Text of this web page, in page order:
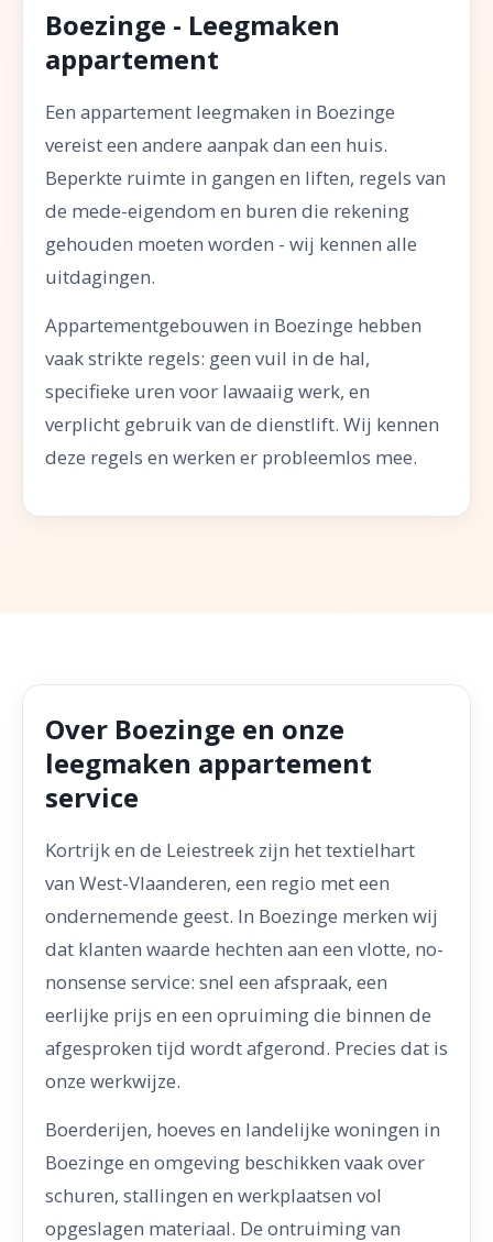
Boezinge - Leegmaken
appartement
Een appartement leegmaken in Boezinge
vereist een andere aanpak dan een huis.
Beperkte ruimte in gangen en liften, regels van
de mede-eigendom en buren die rekening
gehouden moeten worden - wij kennen alle
uitdagingen.
Appartementgebouwen in Boezinge hebben
vaak strikte regels: geen vuil in de hal,
specifieke uren voor lawaaiig werk, en
verplicht gebruik van de dienstlift. Wij kennen
deze regels en werken er probleemlos mee.
Over Boezinge en onze
leegmaken appartement
service
Kortrijk en de Leiestreek zijn het textielhart
van West-Vlaanderen, een regio met een
ondernemende geest. In Boezinge merken wij
dat klanten waarde hechten aan een vlotte, no-
nonsense service: snel een afspraak, een
eerlijke prijs en een opruiming die binnen de
afgesproken tijd wordt afgerond. Precies dat is
onze werkwijze.
Boerderijen, hoeves en landelijke woningen in
Boezinge en omgeving beschikken vaak over
schuren, stallingen en werkplaatsen vol
opgeslagen materiaal. De ontruiming van